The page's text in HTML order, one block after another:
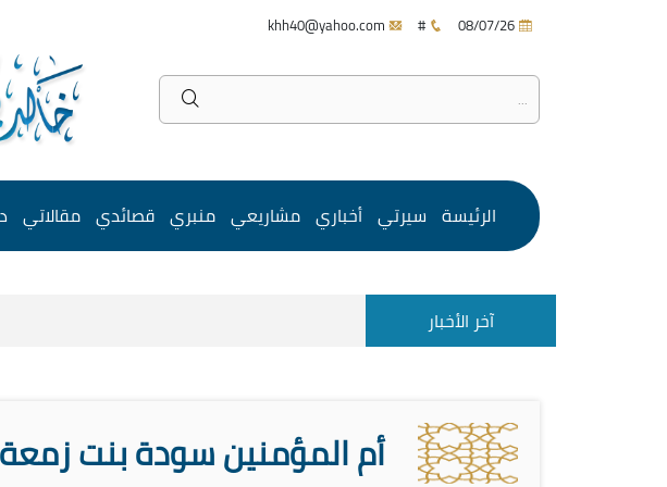
#
الرئيسة سيرتي أخباري مشاريعي منبري قصائدي مقالاتي
آخر الأخبار
أم المؤمنين سودة بنت